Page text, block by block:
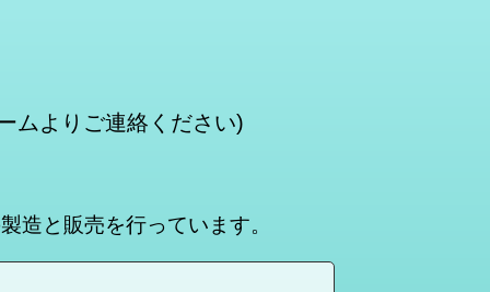
ムよりご連絡ください)
造と販売を行っています。